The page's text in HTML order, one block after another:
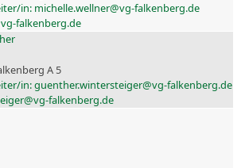
falkenberg.de
A 5
falkenberg.de